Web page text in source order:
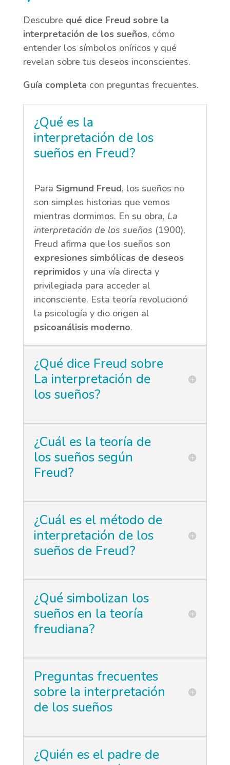
Descubre qué dice Freud sobre la
interpretación de los sueños, cómo
entender los símbolos oníricos y qué
revelan sobre tus deseos inconscientes.
Guía completa con preguntas frecuentes.
¿Qué es la
interpretación de los
sueños en Freud?
Para Sigmund Freud, los sueños no
son simples historias que vemos
mientras dormimos. En su obra, La
interpretación de los sueños (1900),
Freud afirma que los sueños son
expresiones simbólicas de deseos
reprimidosy una vía directa y
privilegiada para acceder al
inconsciente. Esta teoría revolucionó
la psicología y dio origen al
psicoanálisis moderno.
¿Qué dice Freud sobre
La interpretación de
los sueños?
¿Cuál es la teoría de
los sueños según
Freud?
¿Cuál es el método de
interpretación de los
sueños de Freud?
¿Qué simbolizan los
sueños en la teoría
freudiana?
Preguntas frecuentes
sobre la interpretación
de los sueños
¿Quién es el padre de